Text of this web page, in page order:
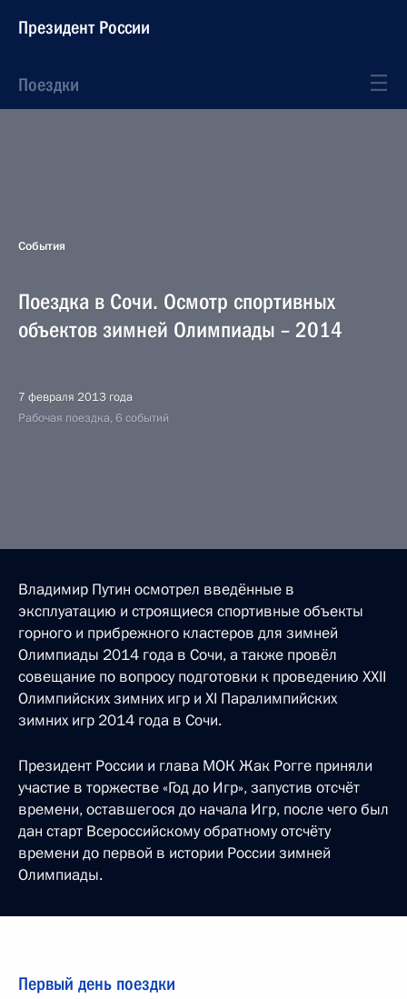
Президент России
Поездки
События
Поездка в Сочи. Осмотр спортивных
объектов зимней Олимпиады – 2014
7 февраля 2013 года
Рабочая поездка, 6 событий
Владимир Путин осмотрел введённые в
эксплуатацию и строящиеся спортивные объекты
горного и прибрежного кластеров для зимней
Олимпиады 2014 года в Сочи, а также провёл
совещание по вопросу подготовки к проведению XXII
Олимпийских зимних игр и XI Паралимпийских
зимних игр 2014 года в Сочи.
Президент России и глава МОК Жак Рогге приняли
участие в торжестве «Год до Игр», запустив отсчёт
времени, оставшегося до начала Игр, после чего был
дан старт Всероссийскому обратному отсчёту
времени до первой в истории России зимней
Олимпиады.
Первый день поездки